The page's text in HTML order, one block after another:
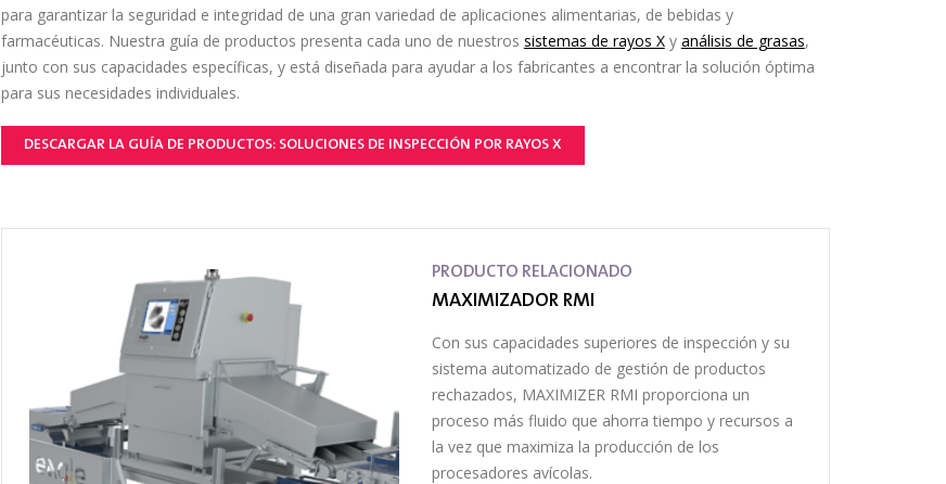
para garantizar la seguridad e integridad de una gran variedad de aplicaciones alimentarias, de bebidas y
farmacéuticas. Nuestra guía de productos presenta cada uno de nuestros sistemas de rayos Xy análisis de grasas,
junto con sus capacidades específicas, y está diseñada para ayudar a los fabricantes a encontrar la solución óptima
para sus necesidades individuales.
DESCARGAR LA GUÍA DE PRODUCTOS: SOLUCIONES DE INSPECCIÓN POR RAYOS X
PRODUCTO RELACIONADO
MAXIMIZADOR RMI
Con sus capacidades superiores de inspección y su
sistema automatizado de gestión de productos
rechazados, MAXIMIZER RMI proporciona un
proceso más fluido que ahorra tiempo y recursos a
la vez que maximiza la producción de los
procesadores avícolas.